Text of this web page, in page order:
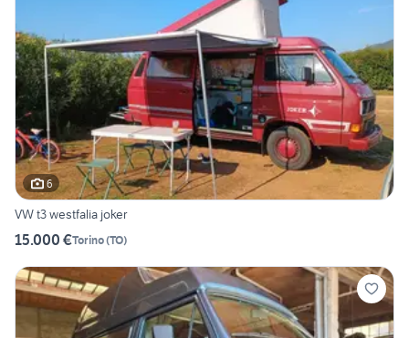
6
VW t3 westfalia joker
15.000 €Torino(TO)